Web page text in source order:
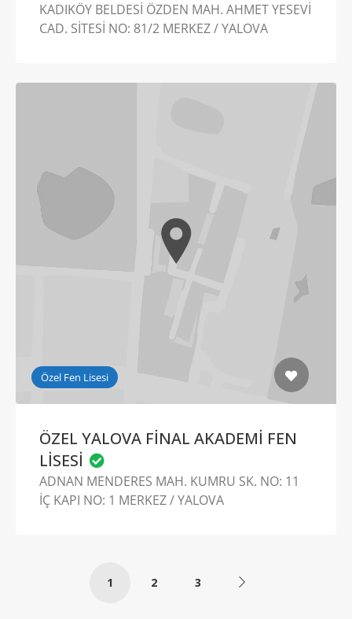
KADIKÖY BELDESİ ÖZDEN MAH. AHMET YESEVİ
CAD. SİTESİ NO: 81/2 MERKEZ / YALOVA
Özel Fen Lisesi
ÖZEL YALOVA FİNAL AKADEMİ FEN
LİSESİ
ADNAN MENDERES MAH. KUMRU SK. NO: 11
İÇ KAPI NO: 1 MERKEZ / YALOVA
1 2 3